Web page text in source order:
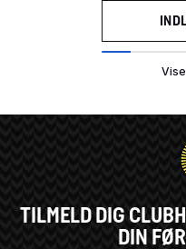
TILMELD DIG
DIN